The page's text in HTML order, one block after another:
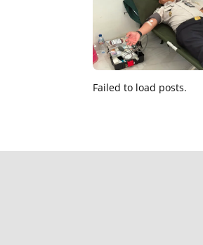
Failed to load posts.